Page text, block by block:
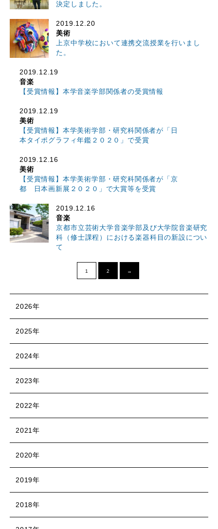
決定しました。
2019.12.20
美術
上京中学校において連携交流授業を行いまし
た。
2019.12.19
音楽
【受賞情報】本学音楽学部関係者の受賞情報
2019.12.19
美術
【受賞情報】本学美術学部・研究科関係者が「日
本タイポグラフィ年鑑２０２０」で受賞
2019.12.16
美術
【受賞情報】本学美術学部・研究科関係者が「京
都 日本画新展２０２０」で大賞等を受賞
2019.12.16
音楽
京都市立芸術大学音楽学部及び大学院音楽研究
科（修士課程）における楽器科目の新設につい
て
1 2 →
2026年
2025年
2024年
2023年
2022年
2021年
2020年
2019年
2018年